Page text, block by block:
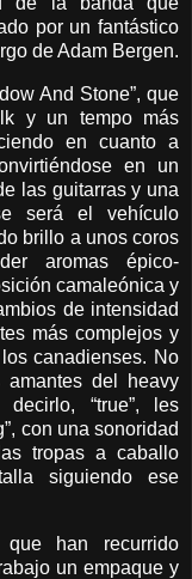
por un fantástico
de Adam Bergen.
And Stone”, que
y un tempo más
en cuanto a
en un
las guitarras y una
será el vehículo
brillo a unos coros
aromas épico-
camaleónica y
de intensidad
más complejos y
canadienses. No
del heavy
“true”, les
con una sonoridad
tropas a caballo
siguiendo ese
han recurrido
un empaque y